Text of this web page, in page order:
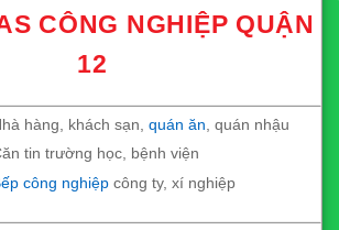
CÔNG NGHIỆP QUẬN
12
hàng, khách sạn, quán ăn , quán nhậu
tin trường học, bệnh viện
công nghiệpcông ty, xí nghiệp